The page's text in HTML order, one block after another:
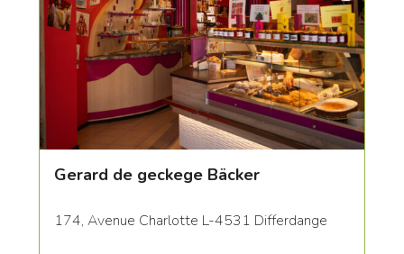
Gerard de geckege Bäcker
174, Avenue Charlotte L-4531 Differdange